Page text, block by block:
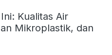
Kualitas Air
Mikroplastik, dan